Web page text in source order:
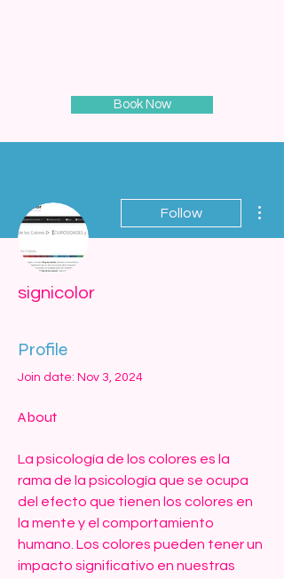
Book Now
Follow
signicolor
Profile
Join date: Nov 3, 2024
About
La psicología de los colores es la
rama de la psicología que se ocupa
del efecto que tienen los colores en
la mente y el comportamiento
humano. Los colores pueden tener un
impacto significativo en nuestras